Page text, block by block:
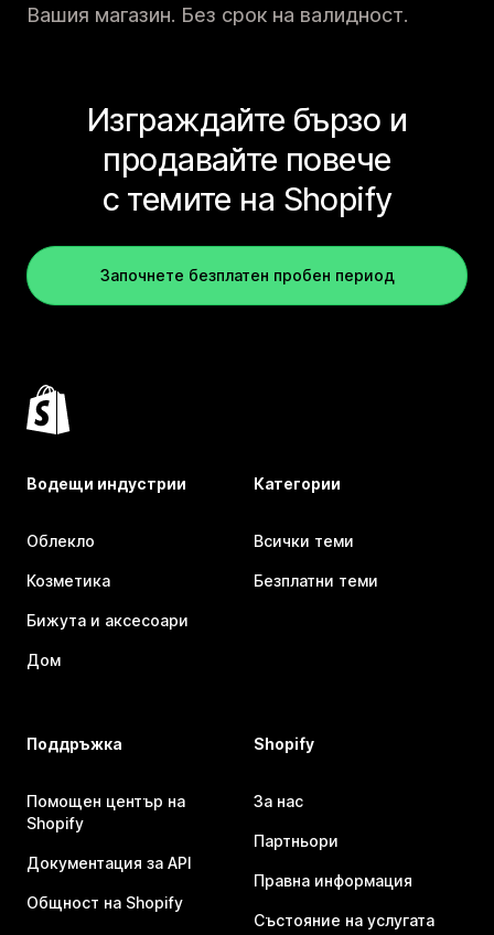
Вашия магазин. Без срок на валидност.
Изграждайте бързо и
продавайте повече
с темите на Shopify
Започнете безплатен пробен период
Водещи индустрии
Облекло
Козметика
Бижута и аксесоари
Дом
Категории
Всички теми
Безплатни теми
Поддръжка
Помощен център на
Shopify
Документация за API
Общност на Shopify
Shopify
За нас
Партньори
Правна информация
Състояние на услугата